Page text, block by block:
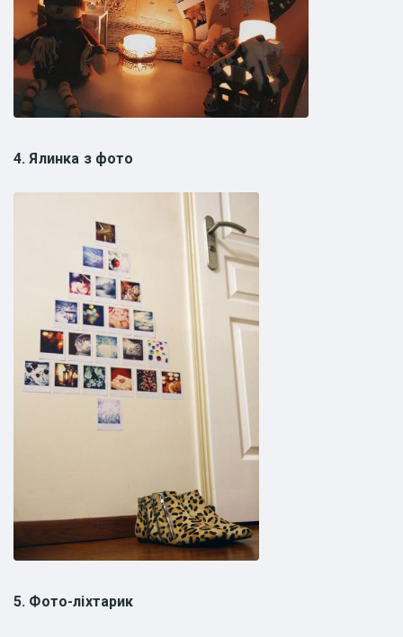
4. Ялинка з фото
5. Фото-ліхтарик